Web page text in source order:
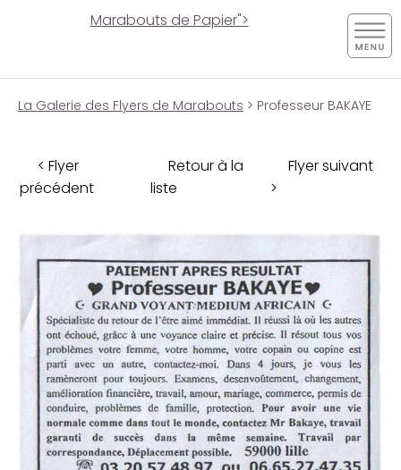
Marabouts de Papier">
La Galerie des Flyers de Marabouts > Professeur BAKAYE
< Flyer
précédent
Retour à la
liste
Flyer suivant
>